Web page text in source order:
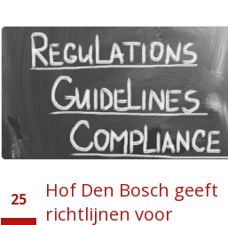
17
Strikte termijnen bij
bezwaar: een